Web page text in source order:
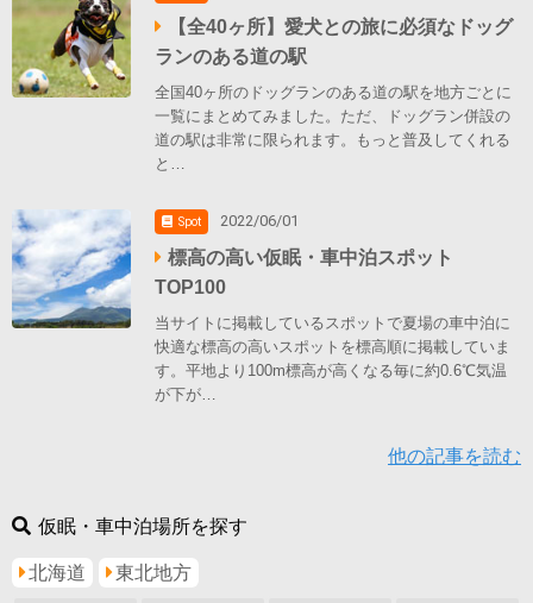
【全40ヶ所】愛犬との旅に必須なドッグ
ランのある道の駅
全国40ヶ所のドッグランのある道の駅を地方ごとに
一覧にまとめてみました。ただ、ドッグラン併設の
道の駅は非常に限られます。もっと普及してくれる
と…
Spot 2022/06/01
標高の高い仮眠・車中泊スポット
TOP100
当サイトに掲載しているスポットで夏場の車中泊に
快適な標高の高いスポットを標高順に掲載していま
す。平地より100m標高が高くなる毎に約0.6℃気温
が下が…
他の記事を読む
仮眠・車中泊場所を探す
北海道 東北地方